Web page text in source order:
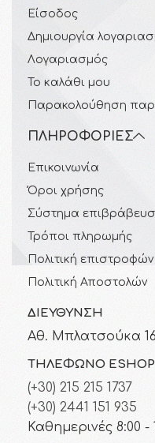
Είσοδος
Δημιουργία
Λογαριασμός
Το καλάθι μου
Παρακολούθηση
ΠΛΗΡΟΦΟΡΊΕΣ
Επικοινωνία
Όροι χρήσης
Σύστημα
Τρόποι πληρωμής
Πολιτική επιστροφών
Πολιτική Αποστολών
ΔΙΕΎΘΥΝΣΗ
Αθ. Μπλατσούκα
ΤΗΛΈΦΩΝΟ ESHOP
(+30) 215 215 1737
(+30) 2441 151 935
Καθημερινές 8:00 -